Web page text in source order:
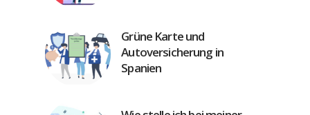
Grüne Karte und
Autoversicherung in
Spanien